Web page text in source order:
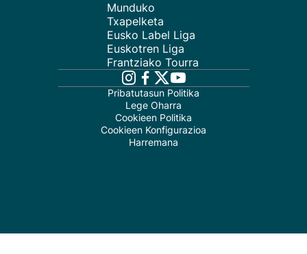
Munduko
Txapelketa
Eusko Label Liga
Euskotren Liga
Frantziako Tourra
Pribatutasun Politika
Lege Oharra
Cookieen Politika
Cookieen Konfigurazioa
Harremana